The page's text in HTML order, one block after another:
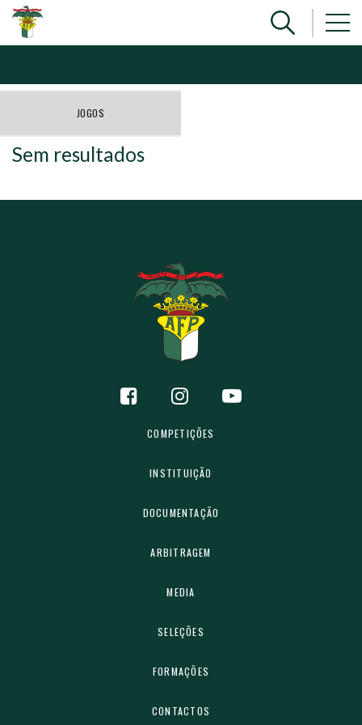
JOGOS
Sem resultados
COMPETIÇÕES
INSTITUIÇÃO
DOCUMENTAÇÃO
ARBITRAGEM
MEDIA
SELEÇÕES
FORMAÇÕES
CONTACTOS